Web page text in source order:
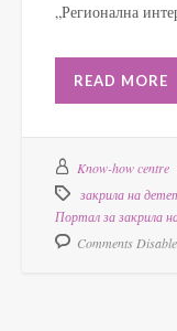
„Регионална
READ MORE
Know-how centre
закрила на
Портал за закрила
Comments